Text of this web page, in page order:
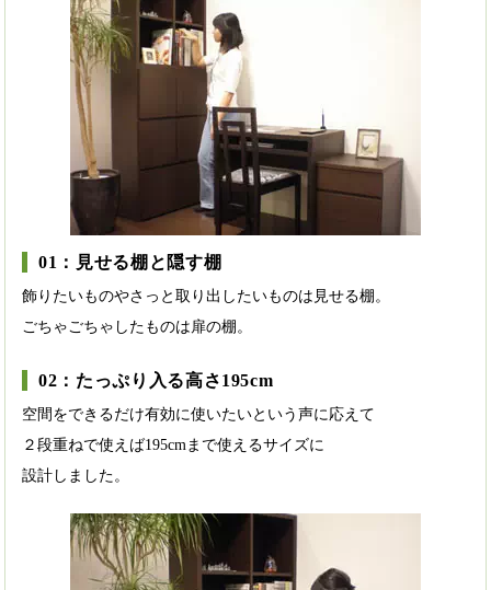
01：見せる棚と隠す棚
飾りたいものやさっと取り出したいものは見せる棚。
ごちゃごちゃしたものは扉の棚。
02：たっぷり入る高さ195cm
空間をできるだけ有効に使いたいという声に応えて
２段重ねで使えば195cmまで使えるサイズに
設計しました。